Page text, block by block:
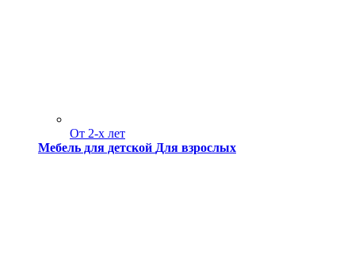
От 2-х лет
Мебель для детской Для взрослых